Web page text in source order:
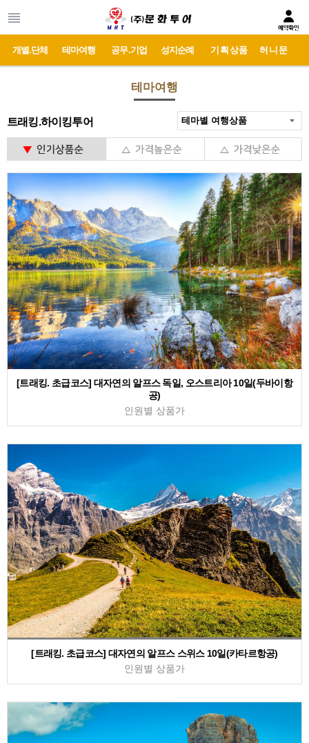
개별.단체 테마여행 공무.기업 성지순례 기획상품 허니문
테마여행
트래킹.하이킹투어
[트래킹. 초급코스] 대자연의 알프스 독일, 오스트리아 10일(두바이항
공)
인원별 상품가
[트래킹. 초급코스] 대자연의 알프스 스위스 10일(카타르항공)
인원별 상품가